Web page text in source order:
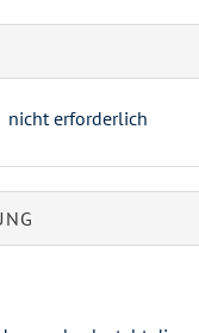
nicht erforderlich